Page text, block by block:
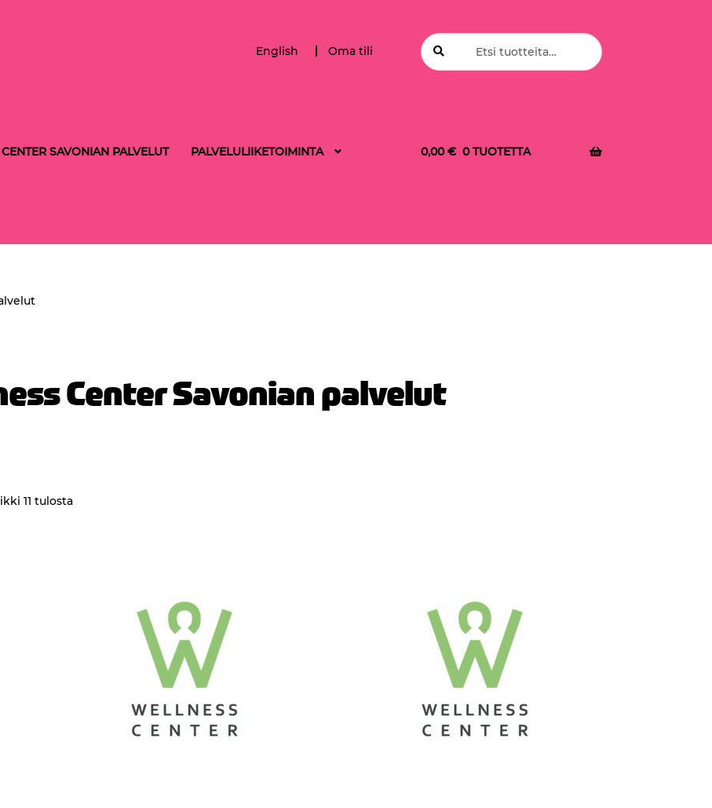
English Oma tili
Etsi:
Haku
SAVONIAN PALVELUT PALVELULIIKETOIMINTA 0,00€ 0 TUOTETTA
Center Savonian palvelut
11 tulosta